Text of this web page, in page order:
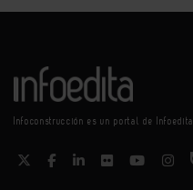
Infoconstrucción es un portal de Infoedita